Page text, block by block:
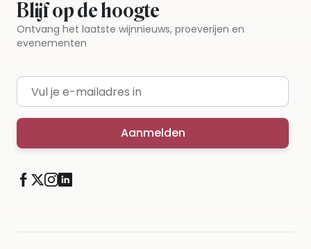
Blijf op de hoogte
Ontvang het laatste wijnnieuws, proeverijen en
evenementen
E-mailadres
Aanmelden